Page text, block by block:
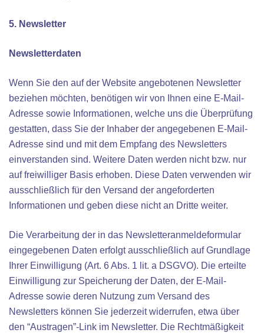
5. Newsletter
Newsletterdaten
Wenn Sie den auf der Website angebotenen Newsletter
beziehen möchten, benötigen wir von Ihnen eine E-Mail-
Adresse sowie Informationen, welche uns die Überprüfung
gestatten, dass Sie der Inhaber der angegebenen E-Mail-
Adresse sind und mit dem Empfang des Newsletters
einverstanden sind. Weitere Daten werden nicht bzw. nur
auf freiwilliger Basis erhoben. Diese Daten verwenden wir
ausschließlich für den Versand der angeforderten
Informationen und geben diese nicht an Dritte weiter.
Die Verarbeitung der in das Newsletteranmeldeformular
eingegebenen Daten erfolgt ausschließlich auf Grundlage
Ihrer Einwilligung (Art. 6 Abs. 1 lit. a DSGVO). Die erteilte
Einwilligung zur Speicherung der Daten, der E-Mail-
Adresse sowie deren Nutzung zum Versand des
Newsletters können Sie jederzeit widerrufen, etwa über
den “Austragen”-Link im Newsletter. Die Rechtmäßigkeit